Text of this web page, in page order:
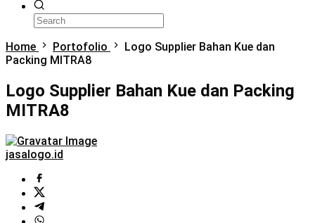
Home Portofolio
Logo Supplier Bahan Kue dan
Packing MITRA8
Logo Supplier Bahan Kue dan Packing
MITRA8
jasalogo.id